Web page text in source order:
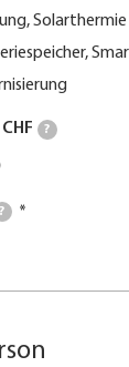
Solarthermie
?
?